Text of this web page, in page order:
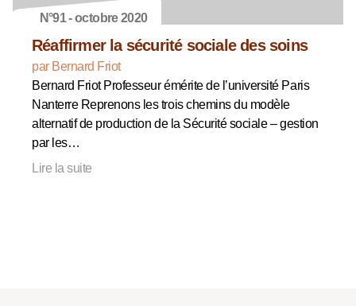
N°91 - octobre 2020
Réaffirmer la sécurité sociale des soins
par Bernard Friot
Bernard Friot Professeur émérite de l’université Paris
Nanterre Reprenons les trois chemins du modèle
alternatif de production de la Sécurité sociale – gestion
par les…
Lire la suite